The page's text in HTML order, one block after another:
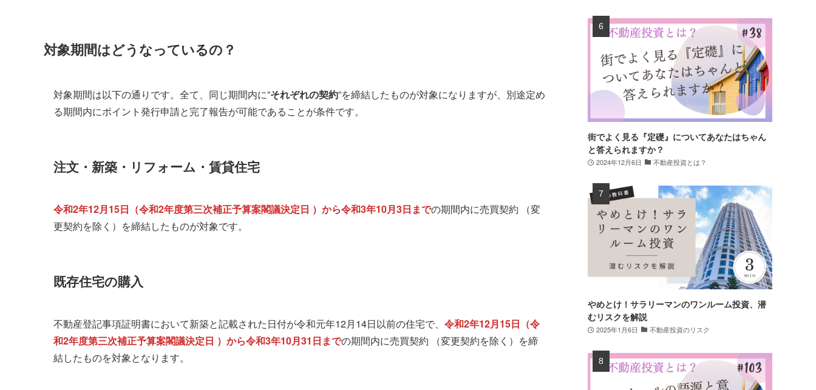
対象期間はどうなっているの？
対象期間は以下の通りです。全て、同じ期間内に”それぞれの契約”を締結したものが対象になりますが、別途定め
る期間内にポイント発行申請と完了報告が可能であることが条件です。
注文・新築・リフォーム・賃貸住宅
令和2年12月15日（令和2年度第三次補正予算案閣議決定日 ）から令和3年10月3日までの期間内に売買契約 （変
更契約を除く）を締結したものが対象です。
既存住宅の購入
不動産登記事項証明書において新築と記載された日付が令和元年12月14日以前の住宅で、 令和2年12月15日（令
和2年度第三次補正予算案閣議決定日 ）から令和3年10月31日までの期間内に売買契約 （変更契約を除く）を締
結したものを対象となります。
街でよく見る『定礎』についてあなたはちゃん
と答えられますか？
2024年12月6日 不動産投資とは？
やめとけ！サラリーマンのワンルーム投資、潜
むリスクを解説
2025年1月6日 不動産投資のリスク